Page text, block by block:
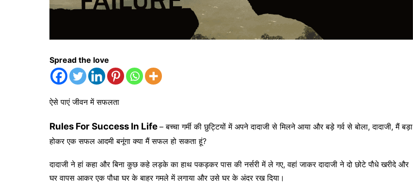
Spread the love
ऐसे पाएं जीवन में सफलता
Rules For Success In Life – बच्चा गर्मी की छुट्टियों में अपने दादाजी से मिलने आया और बड़े गर्व से बोला, दादाजी, मैं बड़ा
होकर एक सफल आदमी बनूंगा क्या मैं सफल हो सकता हूं?
दादाजी ने हां कहा और बिना कुछ कहे लड़के का हाथ पकड़कर पास की नर्सरी में ले गए, वहां जाकर दादाजी ने दो छोटे पौधे खरीदे और
घर वापस आकर एक पौधा घर के बाहर गमले में लगाया और उसे घर के अंदर रख दिया।